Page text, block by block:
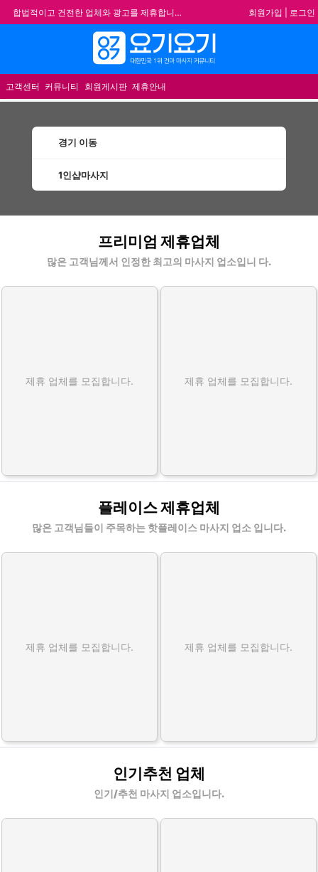
합법적이고 건전한 업체와 광고를 제휴합니다.
★요기요기 설 연휴 휴무 안내★
★ 요기요기 업체회원 안내사항 ★
불건전한 게시글은 삭제 및 회원탈퇴 됩니다.
회원가입 로그인
고객센터 커뮤니티 회원게시판 제휴안내
경기 이동
1인샵마사지
프리미엄 제휴업체
많은 고객님께서 인정한 최고의 마사지 업소입니 다.
제휴 업체를 모집합니다. 제휴 업체를 모집합니다.
플레이스 제휴업체
많은 고객님들이 주목하는 핫플레이스 마사지 업소 입니다.
제휴 업체를 모집합니다. 제휴 업체를 모집합니다.
인기추천 업체
인기/추천 마사지 업소입니다.